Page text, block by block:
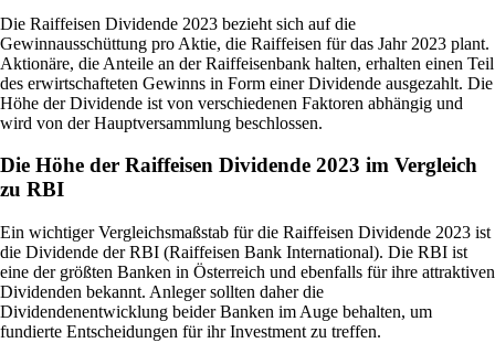
Die Raiffeisen Dividende 2023 bezieht sich auf die
Gewinnausschüttung pro Aktie, die Raiffeisen für das Jahr 2023 plant.
Aktionäre, die Anteile an der Raiffeisenbank halten, erhalten einen Teil
des erwirtschafteten Gewinns in Form einer Dividende ausgezahlt. Die
Höhe der Dividende ist von verschiedenen Faktoren abhängig und
wird von der Hauptversammlung beschlossen.
Die Höhe der Raiffeisen Dividende 2023 im Vergleich
zu RBI
Ein wichtiger Vergleichsmaßstab für die Raiffeisen Dividende 2023 ist
die Dividende der RBI (Raiffeisen Bank International). Die RBI ist
eine der größten Banken in Österreich und ebenfalls für ihre attraktiven
Dividenden bekannt. Anleger sollten daher die
Dividendenentwicklung beider Banken im Auge behalten, um
fundierte Entscheidungen für ihr Investment zu treffen.